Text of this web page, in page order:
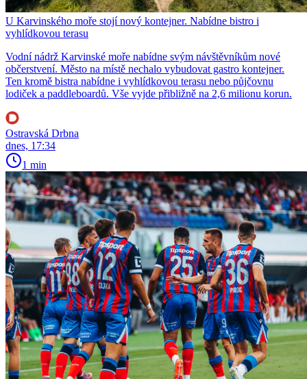
U Karvinského moře stojí nový kontejner. Nabídne bistro i
vyhlídkovou terasu
Vodní nádrž Karvinské moře nabídne svým návštěvníkům nové
občerstvení. Město na místě nechalo vybudovat gastro kontejner.
Ten kromě bistra nabídne i vyhlídkovou terasu nebo půjčovnu
lodiček a paddleboardů. Vše vyjde přibližně na 2,6 milionu korun.
Ostravská Drbna
dnes, 17:34
1 min